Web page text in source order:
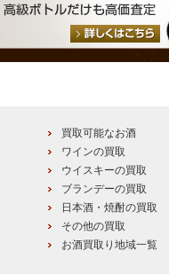
買取可能なお酒
ワインの買取
ウイスキーの買取
ブランデーの買取
日本酒・焼酎の買取
その他の買取
お酒買取り地域一覧